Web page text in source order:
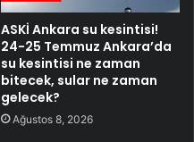
ASKİ Ankara su kesintisi!
24-25 Temmuz Ankara’da
su kesintisi ne zaman
bitecek, sular ne zaman
gelecek?
Ağustos 8, 2026